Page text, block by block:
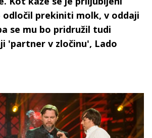
odločil prekiniti molk, v oddaji
se mu bo pridružil tudi
'partner v zločinu', Lado